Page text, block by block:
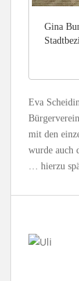
Gina
Eva
mit den
wurde auch
… hierzu